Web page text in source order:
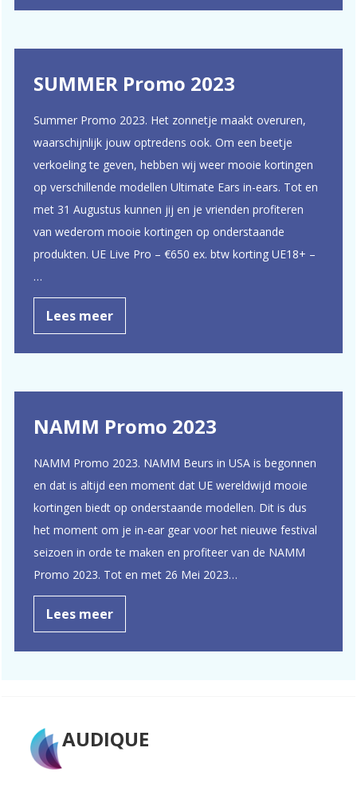
SUMMER Promo 2023
Summer Promo 2023. Het zonnetje maakt overuren,
waarschijnlijk jouw optredens ook. Om een beetje
verkoeling te geven, hebben wij weer mooie kortingen
op verschillende modellen Ultimate Ears in-ears. Tot en
met 31 Augustus kunnen jij en je vrienden profiteren
van wederom mooie kortingen op onderstaande
produkten. UE Live Pro – €650 ex. btw korting UE18+ –
…
Lees meer
NAMM Promo 2023
NAMM Promo 2023. NAMM Beurs in USA is begonnen
en dat is altijd een moment dat UE wereldwijd mooie
kortingen biedt op onderstaande modellen. Dit is dus
het moment om je in-ear gear voor het nieuwe festival
seizoen in orde te maken en profiteer van de NAMM
Promo 2023. Tot en met 26 Mei 2023…
Lees meer
AUDIQUE